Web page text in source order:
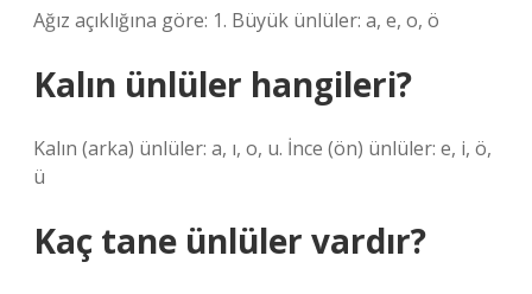
Ağız açıklığına göre: 1. Büyük ünlüler: a, e, o, ö
Kalın ünlüler hangileri?
Kalın (arka) ünlüler: a, ı, o, u. İnce (ön) ünlüler: e, i, ö,
ü
Kaç tane ünlüler vardır?